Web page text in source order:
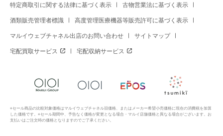
特定商取引に関する法律に基づく表示 古物営業法に基づく表示
酒類販売管理者標識 高度管理医療機器等販売許可に基づく表示
マルイウェブチャネル出店のお問い合わせ サイトマップ
宅配買取サービス 宅配収納サービス
※セール商品の比較対象価格はマルイウェブチャネル旧価格、またはメーカー希望小売価格に現在の消費税を加算
した価格です。※セール期間中、予告なく価格が変更となる場合・マルイ店舗価格と異なる場合がございます。お
支払いはご注文時の価格となりますのでご了承ください。